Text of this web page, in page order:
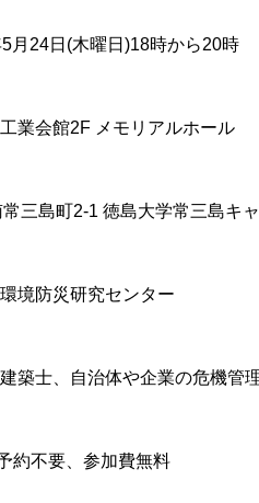
月24日(木曜日)18時から20時
業会館2F メモリアルホール
三島町2-1 徳島大学常三島キ
境防災研究センター
築士、自治体や企業の危機管
約不要、参加費無料